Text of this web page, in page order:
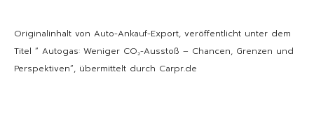
Originalinhalt von Auto-Ankauf-Export, veröffentlicht unter dem
Titel “ Autogas: Weniger CO₂-Ausstoß – Chancen, Grenzen und
Perspektiven“, übermittelt durch Carpr.de